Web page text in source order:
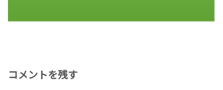
コメントを残す